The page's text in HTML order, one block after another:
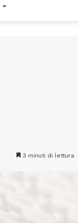
3 minuti di lettura